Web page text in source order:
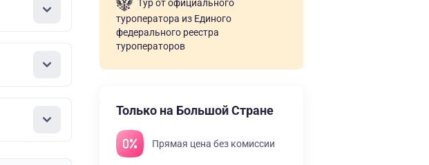
Тур от официального
туроператора из Единого
федерального реестра
туроператоров
Только на Большой Стране
Прямая цена без комиссии